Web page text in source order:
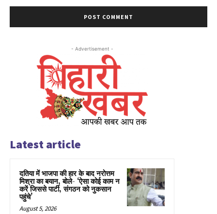
- Advertisement -
Latest article
दतिया में भाजपा की हार के बाद नरोत्तम
मिश्रा का बयान, बोले- ‘ऐसा कोई काम न
करें जिससे पार्टी, संगठन को नुकसान
पहुंचे’
August 5, 2026